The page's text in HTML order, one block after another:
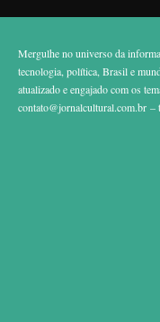
Mergulhe no universo da
tecnologia, política, Brasil e
atualizado e engajado com os
contato@jornalcultural.com.br –